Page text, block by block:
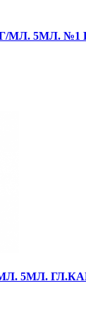
МЛ. 5МЛ. №1
5МЛ.